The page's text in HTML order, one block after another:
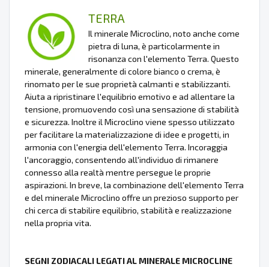
TERRA
Il minerale Microclino, noto anche come
pietra di luna, è particolarmente in
risonanza con l'elemento Terra. Questo
minerale, generalmente di colore bianco o crema, è
rinomato per le sue proprietà calmanti e stabilizzanti.
Aiuta a ripristinare l'equilibrio emotivo e ad allentare la
tensione, promuovendo così una sensazione di stabilità
e sicurezza. Inoltre il Microclino viene spesso utilizzato
per facilitare la materializzazione di idee e progetti, in
armonia con l'energia dell'elemento Terra. Incoraggia
l'ancoraggio, consentendo all'individuo di rimanere
connesso alla realtà mentre persegue le proprie
aspirazioni. In breve, la combinazione dell'elemento Terra
e del minerale Microclino offre un prezioso supporto per
chi cerca di stabilire equilibrio, stabilità e realizzazione
nella propria vita.
SEGNI ZODIACALI LEGATI AL MINERALE MICROCLINE